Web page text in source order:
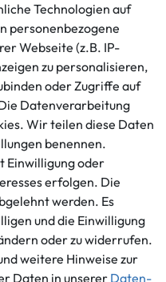
widerrufen
Technologien auf
personenbezogene
Webseite (z.B. IP-
zu personalisieren,
oder Zugriffe auf
Datenverarbeitung
Wir teilen diese Daten
benennen.
Einwilligung oder
erfolgen. Die
werden. Es
und die Einwilligung
oder zu widerrufen.
weitere Hinweise zur
Daten in unserer Daten­